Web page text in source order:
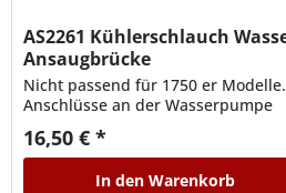
AS2261 Kühlerschlauch
Ansaugbrücke
Nicht passend für 1750 er
Anschlüsse an der Wasserpumpe
16,50 € *
In den Warenkorb